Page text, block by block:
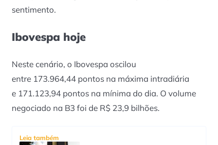
sentimento.
Ibovespa hoje
Neste cenário, o Ibovespa oscilou
entre 173.964,44 pontos na máxima intradiária
e 171.123,94 pontos na mínima do dia. O volume
negociado na B3 foi de R$ 23,9 bilhões.
Leia também